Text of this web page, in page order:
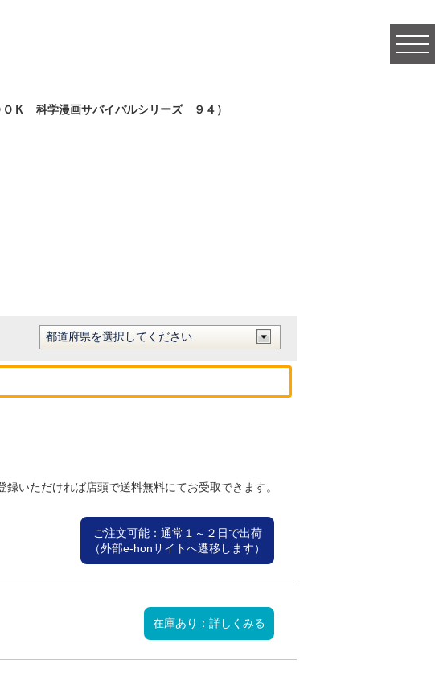
ＯＫ 科学漫画サバイバルシリーズ ９４）
いただければ店頭で送料無料にてお受取できます。
ご注文可能：通常１～２日で出荷
（外部e-honサイトへ遷移します）
在庫あり：詳しくみる